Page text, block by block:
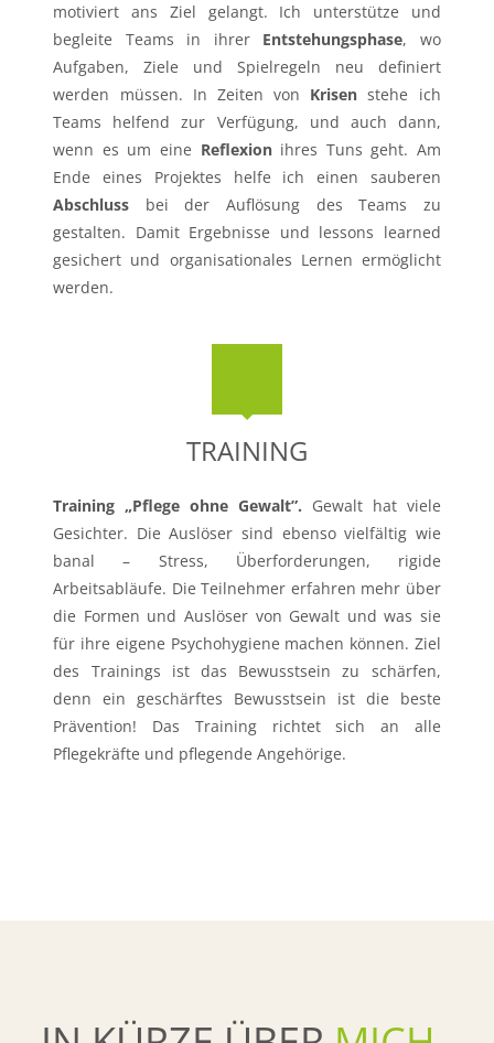
motiviert ans Ziel gelangt. Ich unterstütze und
begleite Teams in ihrer Entstehungsphase, wo
Aufgaben, Ziele und Spielregeln neu definiert
werden müssen. In Zeiten von Krisen stehe ich
Teams helfend zur Verfügung, und auch dann,
wenn es um eine Reflexionihres Tuns geht. Am
Ende eines Projektes helfe ich einen sauberen
Abschluss bei der Auflösung des Teams zu
gestalten. Damit Ergebnisse und lessons learned
gesichert und organisationales Lernen ermöglicht
werden.
TRAINING
Training „Pflege ohne Gewalt”. Gewalt hat viele
Gesichter. Die Auslöser sind ebenso vielfältig wie
banal – Stress, Überforderungen, rigide
Arbeitsabläufe. Die Teilnehmer erfahren mehr über
die Formen und Auslöser von Gewalt und was sie
für ihre eigene Psychohygiene machen können. Ziel
des Trainings ist das Bewusstsein zu schärfen,
denn ein geschärftes Bewusstsein ist die beste
Prävention! Das Training richtet sich an alle
Pflegekräfte und pflegende Angehörige.